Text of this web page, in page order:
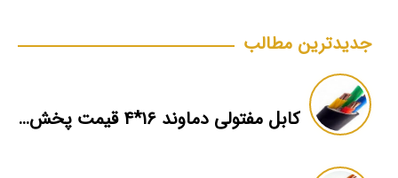
جدیدترین مطالب
کابل مفتولی دماوند ۱۶*۴ قیمت پخش عمده